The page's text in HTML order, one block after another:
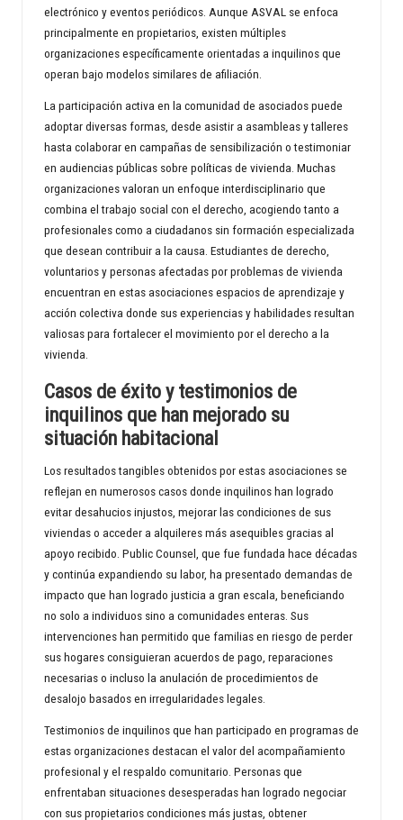
electrónico y eventos periódicos. Aunque ASVAL se enfoca
principalmente en propietarios, existen múltiples
organizaciones específicamente orientadas a inquilinos que
operan bajo modelos similares de afiliación.
La participación activa en la comunidad de asociados puede
adoptar diversas formas, desde asistir a asambleas y talleres
hasta colaborar en campañas de sensibilización o testimoniar
en audiencias públicas sobre políticas de vivienda. Muchas
organizaciones valoran un enfoque interdisciplinario que
combina el trabajo social con el derecho, acogiendo tanto a
profesionales como a ciudadanos sin formación especializada
que desean contribuir a la causa. Estudiantes de derecho,
voluntarios y personas afectadas por problemas de vivienda
encuentran en estas asociaciones espacios de aprendizaje y
acción colectiva donde sus experiencias y habilidades resultan
valiosas para fortalecer el movimiento por el derecho a la
vivienda.
Casos de éxito y testimonios de
inquilinos que han mejorado su
situación habitacional
Los resultados tangibles obtenidos por estas asociaciones se
reflejan en numerosos casos donde inquilinos han logrado
evitar desahucios injustos, mejorar las condiciones de sus
viviendas o acceder a alquileres más asequibles gracias al
apoyo recibido. Public Counsel, que fue fundada hace décadas
y continúa expandiendo su labor, ha presentado demandas de
impacto que han logrado justicia a gran escala, beneficiando
no solo a individuos sino a comunidades enteras. Sus
intervenciones han permitido que familias en riesgo de perder
sus hogares consiguieran acuerdos de pago, reparaciones
necesarias o incluso la anulación de procedimientos de
desalojo basados en irregularidades legales.
Testimonios de inquilinos que han participado en programas de
estas organizaciones destacan el valor del acompañamiento
profesional y el respaldo comunitario. Personas que
enfrentaban situaciones desesperadas han logrado negociar
con sus propietarios condiciones más justas, obtener